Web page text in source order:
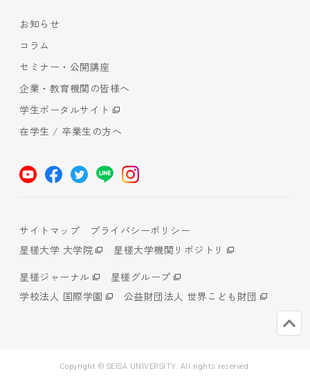
お知らせ
コラム
セミナー・公開講座
企業・教育機関の皆様へ
学生ポータルサイト
在学生 / 卒業生の方へ
サイトマップ
プライバシーポリシー
星槎大学 大学院
星槎大学機関リポジトリ
星槎ジャーナル
星槎グループ
学校法人 国際学園
公益財団法人 世界こども財団
Copyright © SEISA UNIVERSITY. All rights reserved.